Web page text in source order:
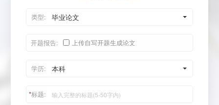
类型: 毕业论文
开题报告: 上传自写开题生成论文
学历: 本科
*标题: